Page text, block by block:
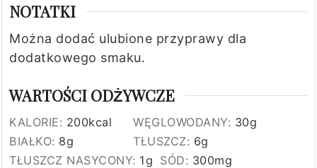
NOTATKI
Można dodać ulubione przyprawy dla
dodatkowego smaku.
WARTOŚCI ODŻYWCZE
KALORIE: 200kcal WĘGLOWODANY: 30g
BIAŁKO: 8g TŁUSZCZ: 6g
TŁUSZCZ NASYCONY: 1g SÓD: 300mg